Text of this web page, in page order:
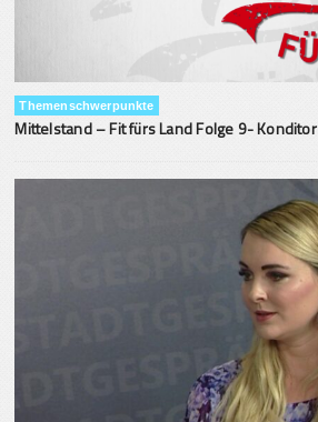
Themenschwerpunkte
Mittelstand – Fit fürs Land Folge 9- Konditor